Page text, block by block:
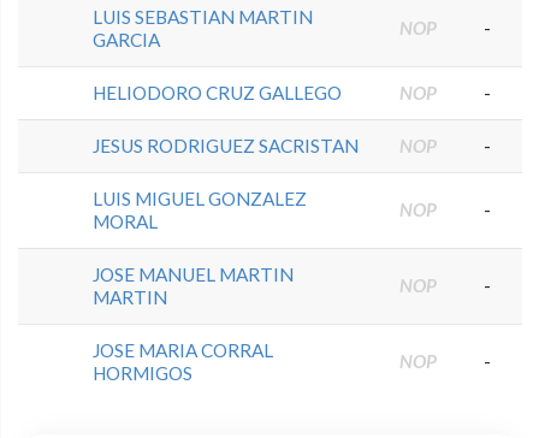
LUIS SEBASTIAN MARTIN
GARCIA
NOP -
HELIODORO CRUZ GALLEGO NOP -
JESUS RODRIGUEZ SACRISTAN NOP -
LUIS MIGUEL GONZALEZ
MORAL
NOP -
JOSE MANUEL MARTIN
MARTIN
NOP -
JOSE MARIA CORRAL
HORMIGOS
NOP -